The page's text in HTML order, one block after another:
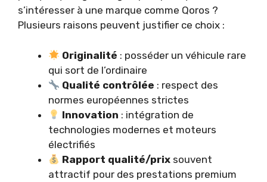
s’intéresser à une marque comme Qoros ?
Plusieurs raisons peuvent justifier ce choix :
Originalité : posséder un véhicule rare
qui sort de l’ordinaire
Qualité contrôlée : respect des
normes européennes strictes
Innovation : intégration de
technologies modernes et moteurs
électrifiés
Rapport qualité/prix souvent
attractif pour des prestations premium